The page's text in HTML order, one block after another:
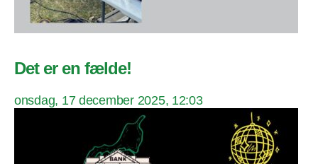
Det er en fælde!
onsdag, 17 december 2025, 12:03